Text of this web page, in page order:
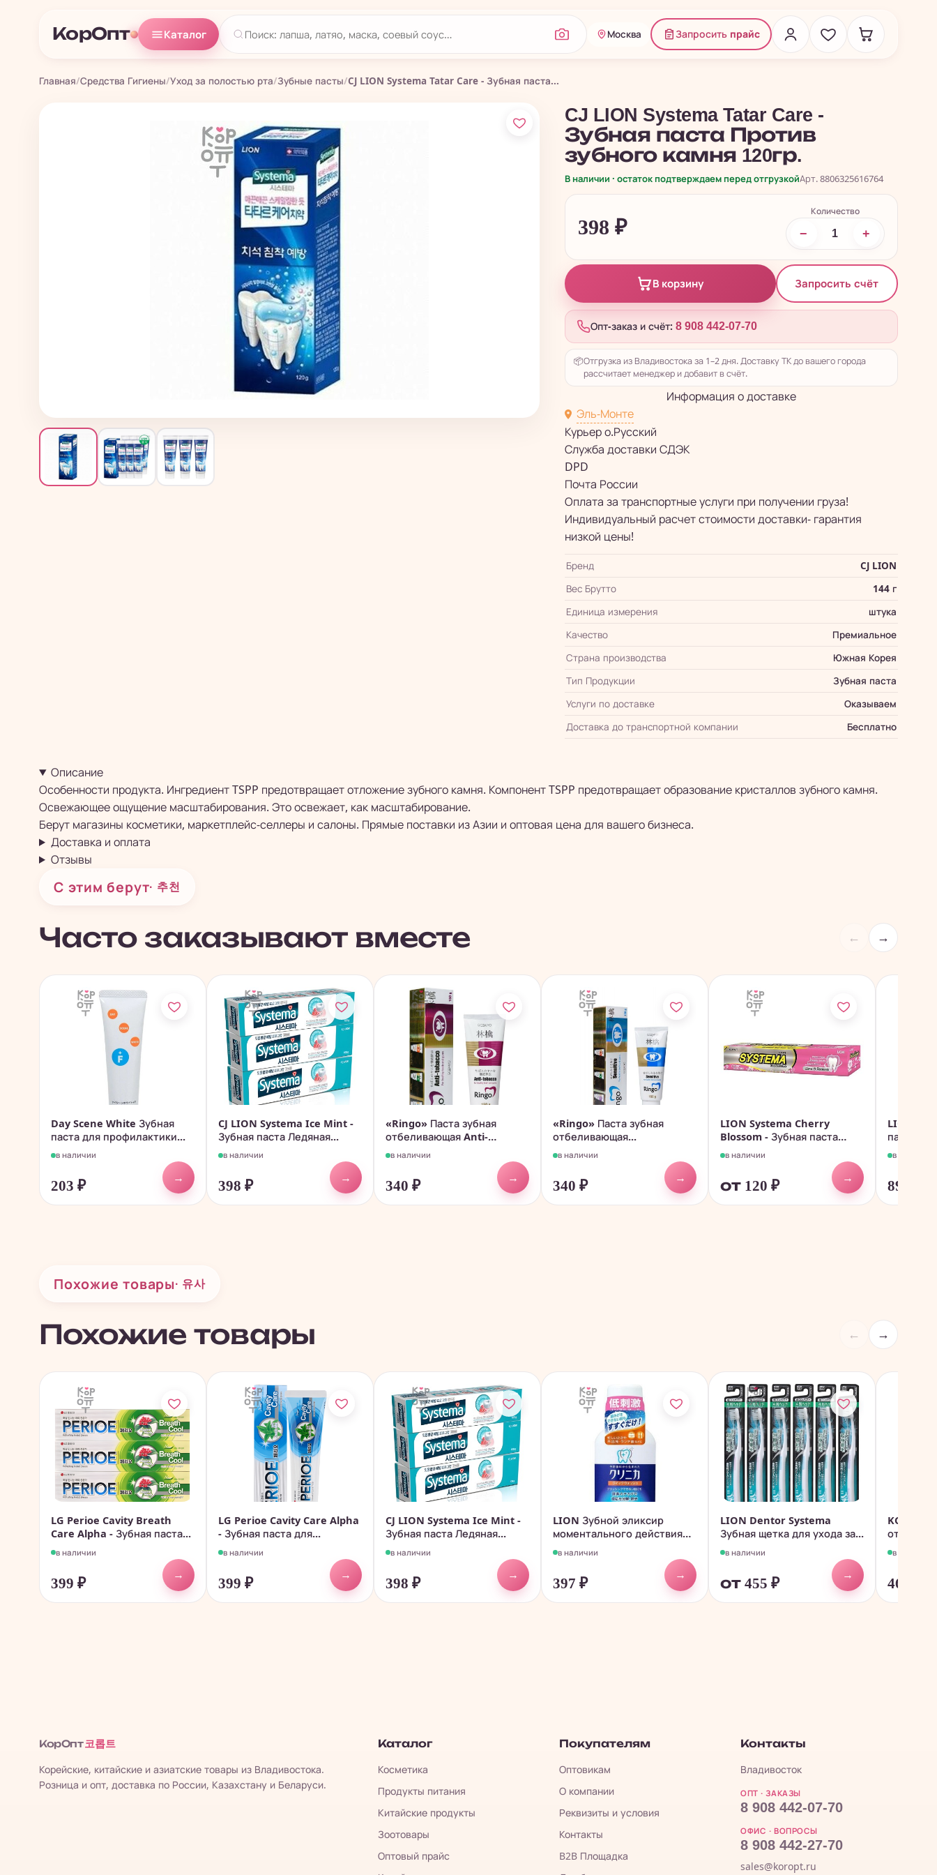
КорОпт Каталог Москва Запросить прайс
Главная/Средства Гигиены/Уход за полостью рта/Зубные пасты/CJ LION Systema Tatar Care - Зубная паста...
CJ LION Systema Tatar Care -
Зубная паста Против
зубного камня 120гр.
В наличии · остаток подтверждаем перед отгрузкойАрт. 8806325616764
398 ₽
Количество
− +
В корзину Запросить счёт
Опт-заказ и счёт: 8 908 442-07-70
📦Отгрузка из Владивостока за 1–2 дня. Доставку ТК до вашего города
рассчитает менеджер и добавит в счёт.
Информация о доставке
Эль-Монте
Курьер о.Русский
Служба доставки СДЭК
DPD
Почта России
Оплата за транспортные услуги при получении груза!
Индивидуальный расчет стоимости доставки- гарантия
низкой цены!
Бренд
CJ LION
Вес Брутто
144 г
Единица измерения
штука
Качество
Премиальное
Страна производства
Южная Корея
Тип Продукции
Зубная паста
Услуги по доставке
Оказываем
Доставка до транспортной компании
Бесплатно
Описание
Особенности продукта. Ингредиент TSPP предотвращает отложение зубного камня. Компонент TSPP предотвращает образование кристаллов зубного камня.
Освежающее ощущение масштабирования. Это освежает, как масштабирование.
Берут магазины косметики, маркетплейс-селлеры и салоны. Прямые поставки из Азии и оптовая цена для вашего бизнеса.
Доставка и оплата
Отзывы
С этим берут· 추천
Часто заказывают вместе ← →
Day Scene White Зубная
паста для профилактики...
в наличии
203 ₽
→
CJ LION Systema Ice Mint -
Зубная паста Ледяная...
в наличии
398 ₽
→
«Ringo» Паста зубная
отбеливающая Anti-
tobacco, 150гр.
в наличии
340 ₽
→
«Ringo» Паста зубная
отбеливающая...
в наличии
340 ₽
→
LION Systema Cherry
Blossom - Зубная паста
Вишня в...
в наличии
от 120 ₽
→
LION
паста,
в наличии
897
Похожие товары· 유사
Похожие товары ← →
LG Perioe Cavity Breath
Care Alpha - Зубная паста...
в наличии
399 ₽
→
LG Perioe Cavity Care Alpha
- Зубная паста для...
в наличии
399 ₽
→
CJ LION Systema Ice Mint -
Зубная паста Ледяная...
в наличии
398 ₽
→
LION Зубной эликсир
моментального действия
Clinica,...
в наличии
397 ₽
→
LION Dentor Systema
Зубная щетка для ухода за...
в наличии
от 455 ₽
→
в наличии
468
КорОпт 코롭트
Корейские, китайские и азиатские товары из Владивостока.
Розница и опт, доставка по России, Казахстану и Беларуси.
Каталог
Косметика
Продукты питания
Китайские продукты
Зоотовары
Оптовый прайс
Покупателям
Оптовикам
О компании
Реквизиты и условия
Контакты
B2B Площадка
Контакты
Владивосток
ОПТ · ЗАКАЗЫ
8 908 442-07-70
ОФИС · ВОПРОСЫ
8 908 442-27-70
sales@koropt.ru